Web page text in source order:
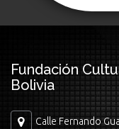
Fundación
Bolivia
Calle Fernando